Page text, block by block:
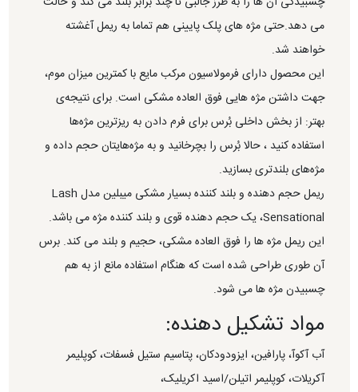
می دهد.حتی مژه های پلک پایینی هم تماما به ریمل آغشته
خواهند شد.
این محصول دارای فرمولاسیون مرکب مایع با کمترین میزان موم،
جهت داشتن مژه هایی فوق العاده مشکی است. برای نتیجه‌ی
بهتر: از بخش داخلی بُرس برای فرم دادن به ریزترین مژه‌ها
استفاده کنید ، حالا بُرس را بچرخانید و به مژه‌هایتان حجم داده و
مژه‌های بلندتری بسازید.
ریمل حجم دهنده و بلند کننده بسیار مشکی میبلین مدل Lash
Sensational، یک حجم دهنده قوی و بلند کننده مژه می باشد.
این ریمل مژه ها را فوق العاده مشکی، حجیم و بلند می کند. برس
آن طوری طراحی شده است که هنگام استفاده مانع از به هم
چسبیدن مژه ها می شود.
مواد تشکیل دهنده:
آب آکوآ، پارافین، ایزودودکان، پتاسیم ستیل فسفات، کوپلیمر
آکریلات، کوپلیمر اتیلن/اسید اکریلیک،